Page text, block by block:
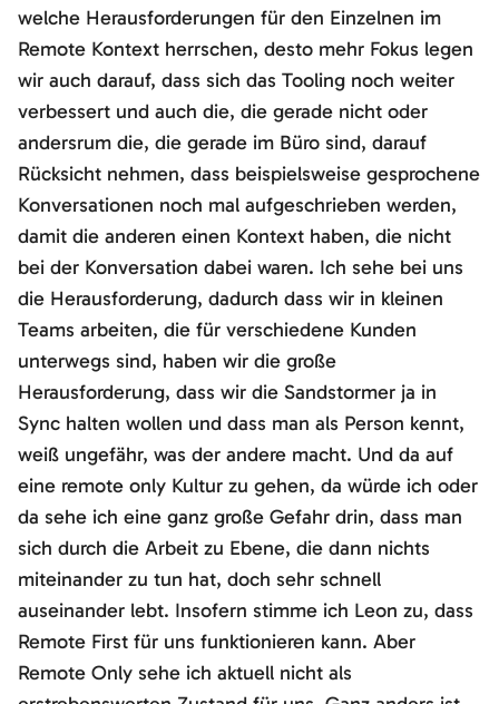
welche Herausforderungen für den Einzelnen im
Remote Kontext herrschen, desto mehr Fokus legen
wir auch darauf, dass sich das Tooling noch weiter
verbessert und auch die, die gerade nicht oder
andersrum die, die gerade im Büro sind, darauf
Rücksicht nehmen, dass beispielsweise gesprochene
Konversationen noch mal aufgeschrieben werden,
damit die anderen einen Kontext haben, die nicht
bei der Konversation dabei waren. Ich sehe bei uns
die Herausforderung, dadurch dass wir in kleinen
Teams arbeiten, die für verschiedene Kunden
unterwegs sind, haben wir die große
Herausforderung, dass wir die Sandstormer ja in
Sync halten wollen und dass man als Person kennt,
weiß ungefähr, was der andere macht. Und da auf
eine remote only Kultur zu gehen, da würde ich oder
da sehe ich eine ganz große Gefahr drin, dass man
sich durch die Arbeit zu Ebene, die dann nichts
miteinander zu tun hat, doch sehr schnell
auseinander lebt. Insofern stimme ich Leon zu, dass
Remote First für uns funktionieren kann. Aber
Remote Only sehe ich aktuell nicht als